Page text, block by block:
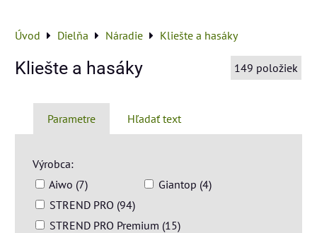
Úvod Dielňa Náradie Kliešte a hasáky
Kliešte a hasáky 149 položiek
Parametre Hľadať text
Výrobca:
Aiwo (7)
Giantop (4)
STREND PRO (94)
STREND PRO Premium (15)